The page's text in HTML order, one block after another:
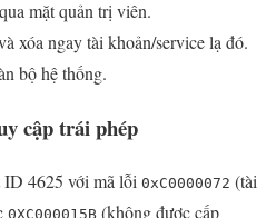
mặt quản trị viên.
xóa ngay tài khoản/service lạ đó.
bộ hệ thống.
cập trái phép
ID 4625 với mã lỗi 0xC0000072 (tài
0XC000015B (không được cấp